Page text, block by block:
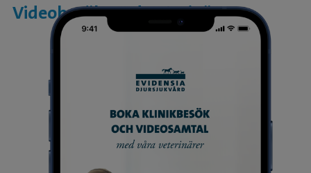
Videobesök med veterinär